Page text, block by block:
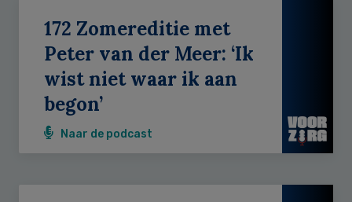
172 Zomereditie met
Peter van der Meer: ‘Ik
wist niet waar ik aan
begon’
Naar de podcast